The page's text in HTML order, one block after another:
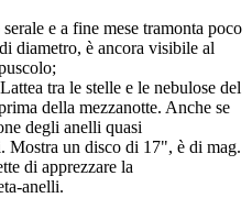
e a fine mese tramonta poco
diametro, è ancora visibile al
tra le stelle e le nebulose del
della mezzanotte. Anche se
degli anelli quasi
Mostra un disco di 17", è di mag.
di apprezzare la
anelli.